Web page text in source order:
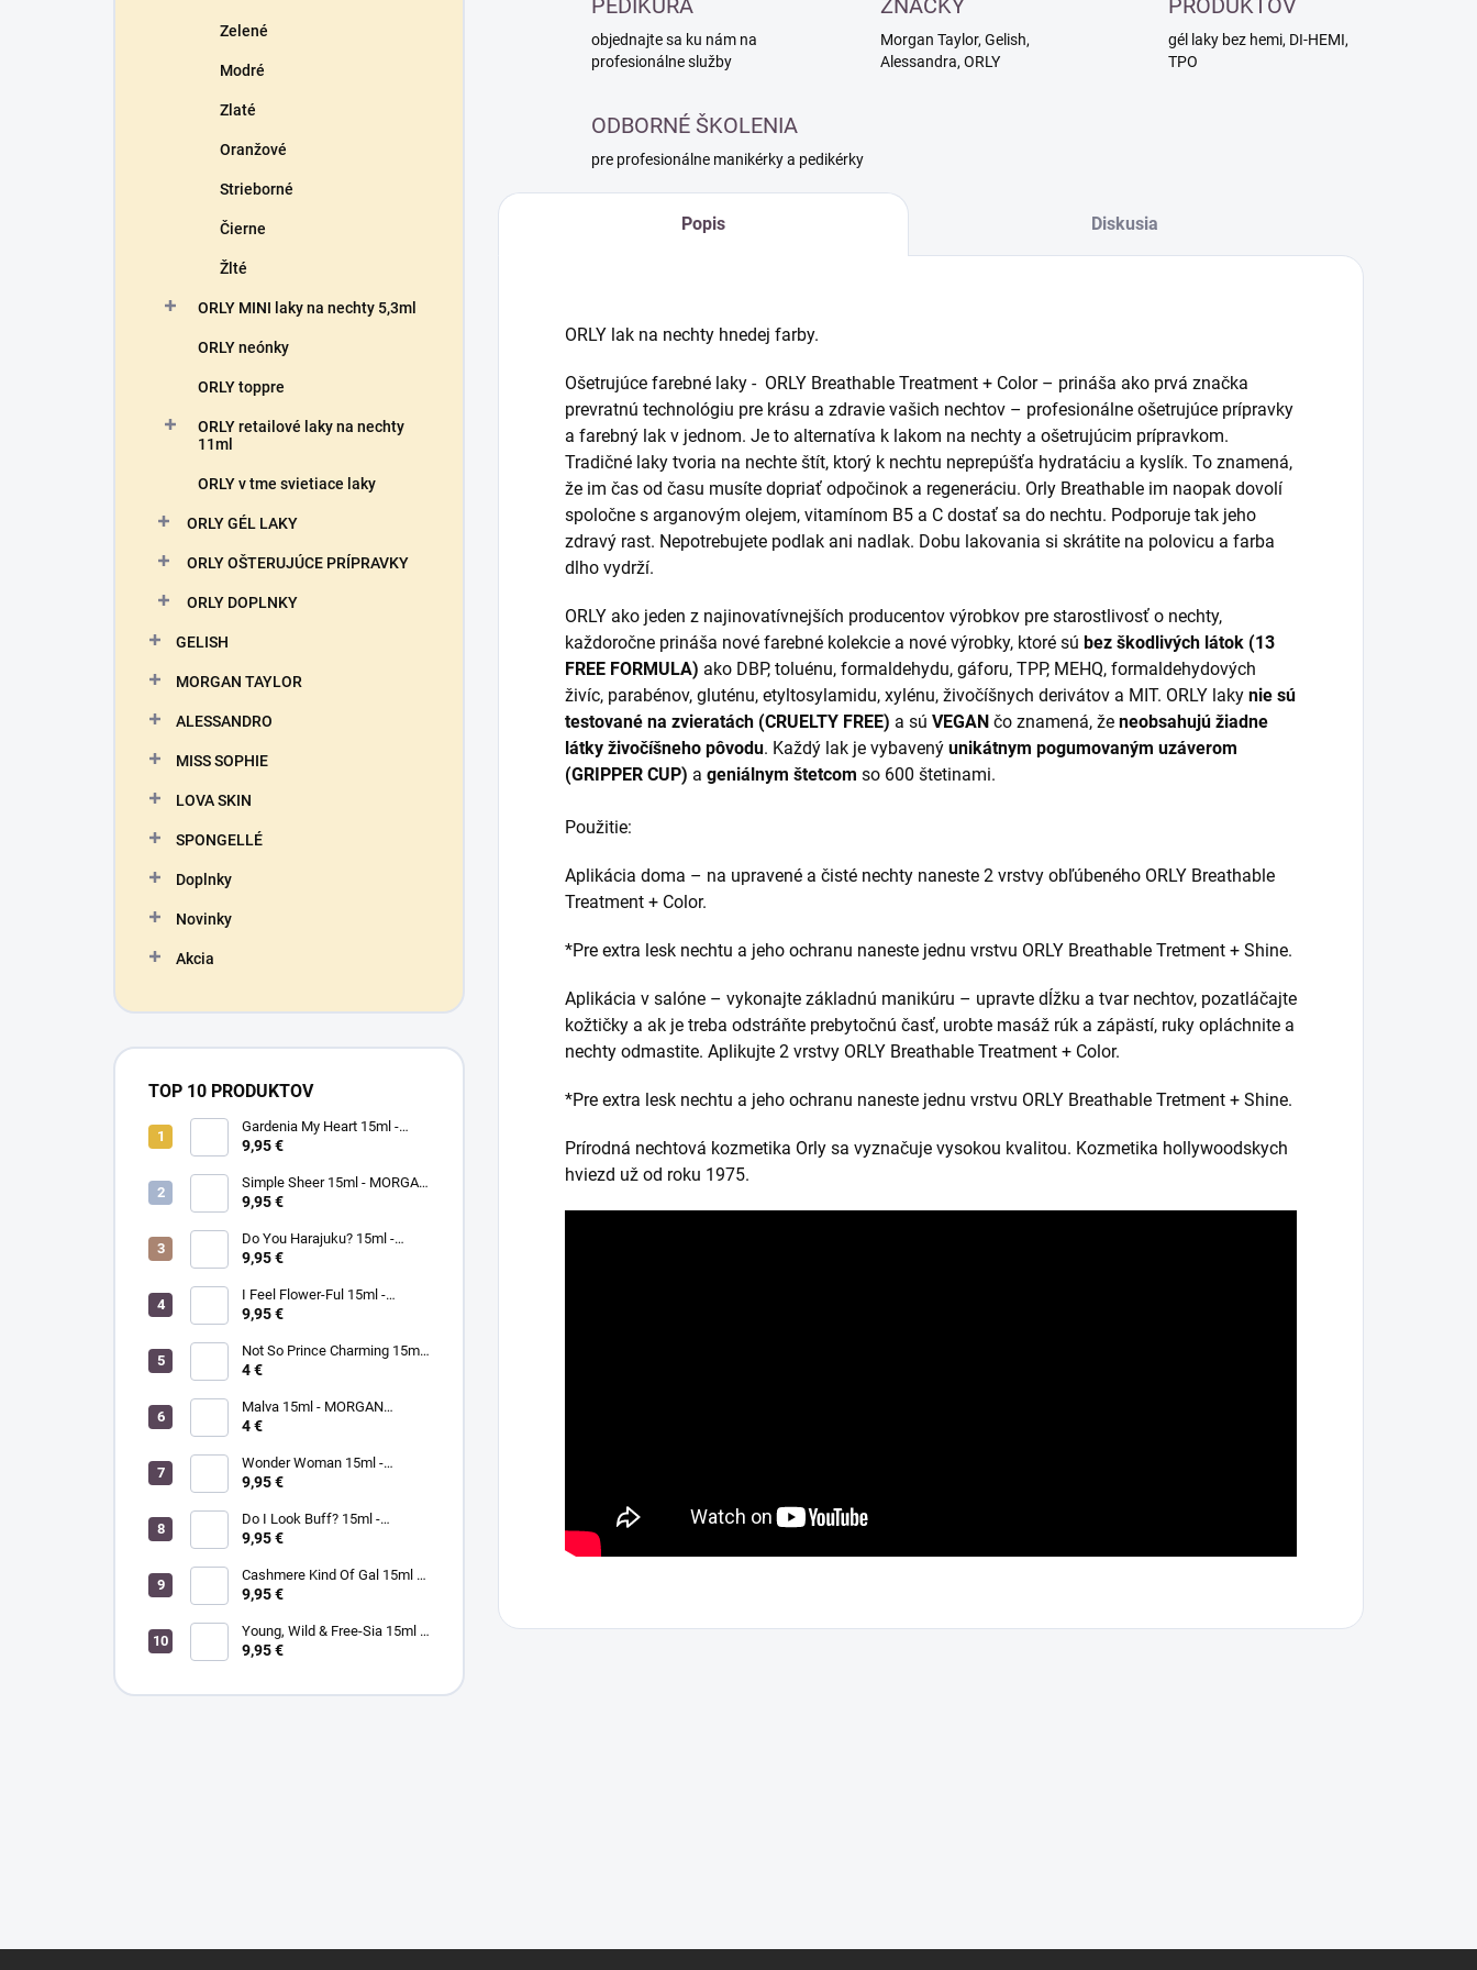
Zelené
Modré
Zlaté
Oranžové
Strieborné
Čierne
Žlté
ORLY MINI laky na nechty 5,3ml
ORLY neónky
ORLY toppre
ORLY retailové laky na nechty
11ml
ORLY v tme svietiace laky
ORLY GÉL LAKY
ORLY OŠTERUJÚCE PRÍPRAVKY
ORLY DOPLNKY
GELISH
MORGAN TAYLOR
ALESSANDRO
MISS SOPHIE
LOVA SKIN
SPONGELLÉ
Doplnky
Novinky
Akcia
TOP 10 PRODUKTOV
Gardenia My Heart 15ml -
MORGAN TAYLOR - lak na
9,95 €
Simple Sheer 15ml - MORGAN
TAYLOR - lak na nechty
9,95 €
Do You Harajuku? 15ml -
MORGAN TAYLOR - lak na
9,95 €
I Feel Flower-Ful 15ml -
MORGAN TAYLOR - lak na
9,95 €
Not So Prince Charming 15ml
- MORGAN TAYLOR - lak na
4 €
Malva 15ml - MORGAN
TAYLOR - lak na nechty
4 €
Wonder Woman 15ml -
MORGAN TAYLOR - lak na
9,95 €
Do I Look Buff? 15ml -
MORGAN TAYLOR - lak na
9,95 €
Cashmere Kind Of Gal 15ml -
MORGAN TAYLOR - lak na
9,95 €
Young, Wild & Free-Sia 15ml -
MORGAN TAYLOR - lak na
9,95 €
PEDIKÚRA
objednajte sa ku nám na
profesionálne služby
ZNAČKY
Morgan Taylor, Gelish,
Alessandra, ORLY
PRODUKTOV
gél laky bez hemi, DI-HEMI,
TPO
ODBORNÉ ŠKOLENIA
pre profesionálne manikérky a pedikérky
Popis Diskusia
ORLY lak na nechty hnedej farby.
Ošetrujúce farebné laky - ORLY Breathable Treatment + Color – prináša ako prvá značka
prevratnú technológiu pre krásu a zdravie vašich nechtov – profesionálne ošetrujúce prípravky
a farebný lak v jednom. Je to alternatíva k lakom na nechty a ošetrujúcim prípravkom.
Tradičné laky tvoria na nechte štít, ktorý k nechtu neprepúšťa hydratáciu a kyslík. To znamená,
že im čas od času musíte dopriať odpočinok a regeneráciu. Orly Breathable im naopak dovolí
spoločne s arganovým olejem, vitamínom B5 a C dostať sa do nechtu. Podporuje tak jeho
zdravý rast. Nepotrebujete podlak ani nadlak. Dobu lakovania si skrátite na polovicu a farba
dlho vydrží.
ORLY ako jeden z najinovatívnejších producentov výrobkov pre starostlivosť o nechty,
každoročne prináša nové farebné kolekcie a nové výrobky, ktoré sú bez škodlivých látok (13
FREE FORMULA) ako DBP, toluénu, formaldehydu, gáforu, TPP, MEHQ, formaldehydových
živíc, parabénov, gluténu, etyltosylamidu, xylénu, živočíšnych derivátov a MIT. ORLY laky nie sú
testované na zvieratách (CRUELTY FREE) a sú VEGAN čo znamená, že neobsahujú žiadne
látky živočíšneho pôvodu. Každý lak je vybavený unikátnym pogumovaným uzáverom
(GRIPPER CUP) a geniálnym štetcom so 600 štetinami.
Použitie:
Aplikácia doma – na upravené a čisté nechty naneste 2 vrstvy obľúbeného ORLY Breathable
Treatment + Color.
*Pre extra lesk nechtu a jeho ochranu naneste jednu vrstvu ORLY Breathable Tretment + Shine.
Aplikácia v salóne – vykonajte základnú manikúru – upravte dĺžku a tvar nechtov, pozatláčajte
kožtičky a ak je treba odstráňte prebytočnú časť, urobte masáž rúk a zápästí, ruky opláchnite a
nechty odmastite. Aplikujte 2 vrstvy ORLY Breathable Treatment + Color.
*Pre extra lesk nechtu a jeho ochranu naneste jednu vrstvu ORLY Breathable Tretment + Shine.
Prírodná nechtová kozmetika Orly sa vyznačuje vysokou kvalitou. Kozmetika hollywoodskych
hviezd už od roku 1975.